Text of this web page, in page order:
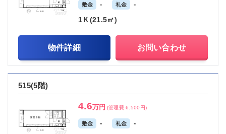
敷金 - 礼金 -
1Ｋ(21.5㎡)
物件詳細 お問い合わせ
515(5階)
4.6万円 (管理費 6,500円)
敷金 - 礼金 -